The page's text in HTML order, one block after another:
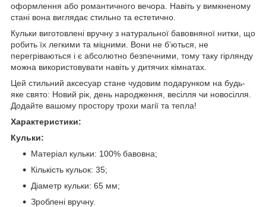
оформлення або романтичного вечора. Навіть у вимкненому
стані вона виглядає стильно та естетично.
Кульки виготовлені вручну з натуральної бавовняної нитки, що
робить їх легкими та міцними. Вони не б’ються, не
перегріваються і є абсолютно безпечними, тому таку гірлянду
можна використовувати навіть у дитячих кімнатах.
Цей стильний аксесуар стане чудовим подарунком на будь-
яке свято: Новий рік, день народження, весілля чи новосілля.
Додайте вашому простору трохи магії та тепла!
Характеристики:
Кульки:
Матеріал кульки: 100% бавовна;
Кількість кульок: 35;
Діаметр кульки: 65 мм;
Зроблені вручну.